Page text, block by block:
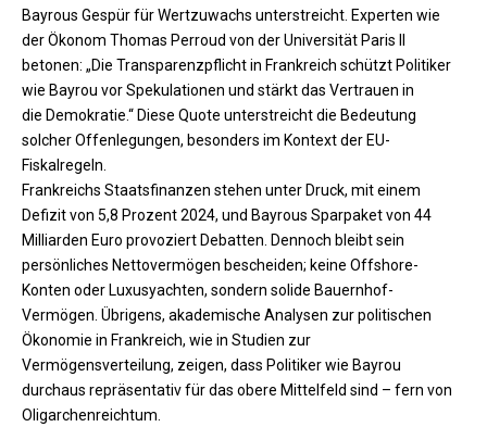
Bayrous Gespür für Wertzuwachs unterstreicht. Experten wie
der Ökonom Thomas Perroud von der Universität Paris II
betonen: „Die Transparenzpflicht in Frankreich schützt Politiker
wie Bayrou vor Spekulationen und stärkt das Vertrauen in
die Demokratie.“ Diese Quote unterstreicht die Bedeutung
solcher Offenlegungen, besonders im Kontext der EU-
Fiskalregeln.​
Frankreichs Staatsfinanzen stehen unter Druck, mit einem
Defizit von 5,8 Prozent 2024, und Bayrous Sparpaket von 44
Milliarden Euro provoziert Debatten. Dennoch bleibt sein
persönliches Nettovermögen bescheiden; keine Offshore-
Konten oder Luxusyachten, sondern solide Bauernhof-
Vermögen. Übrigens, akademische Analysen zur politischen
Ökonomie in Frankreich, wie in Studien zur
Vermögensverteilung, zeigen, dass Politiker wie Bayrou
durchaus repräsentativ für das obere Mittelfeld sind – fern von
Oligarchenreichtum.